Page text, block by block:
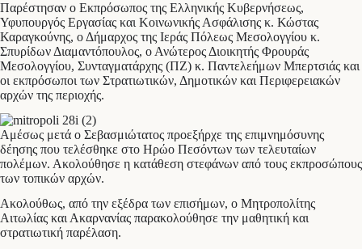
Παρέστησαν ο Εκπρόσωπος της Ελληνικής Κυβερνήσεως,
Υφυπουργός Εργασίας και Κοινωνικής Ασφάλισης κ. Κώστας
Καραγκούνης, ο Δήμαρχος της Ιεράς Πόλεως Μεσολογγίου κ.
Σπυρίδων Διαμαντόπουλος, ο Ανώτερος Διοικητής Φρουράς
Μεσολογγίου, Συνταγματάρχης (ΠΖ) κ. Παντελεήμων Μπερτσιάς και
οι εκπρόσωποι των Στρατιωτικών, Δημοτικών και Περιφερειακών
αρχών της περιοχής.
Αμέσως μετά ο Σεβασμιώτατος προεξήρχε της επιμνημόσυνης
δέησης που τελέσθηκε στο Ηρώο Πεσόντων των τελευταίων
πολέμων. Ακολούθησε η κατάθεση στεφάνων από τους εκπροσώπους
των τοπικών αρχών.
Ακολούθως, από την εξέδρα των επισήμων, ο Μητροπολίτης
Αιτωλίας και Ακαρνανίας παρακολούθησε την μαθητική και
στρατιωτική παρέλαση.